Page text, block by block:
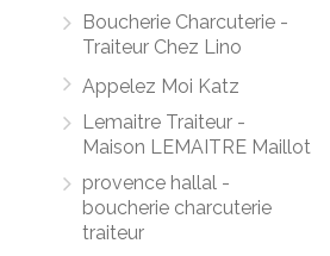
Boucherie Charcuterie -
Traiteur Chez Lino
Appelez Moi Katz
Lemaitre Traiteur -
Maison LEMAITRE Maillot
provence hallal -
boucherie charcuterie
traiteur